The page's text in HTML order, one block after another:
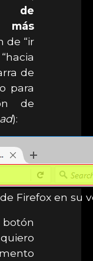
de
de “ir
de
para
de
):
Firefox en su